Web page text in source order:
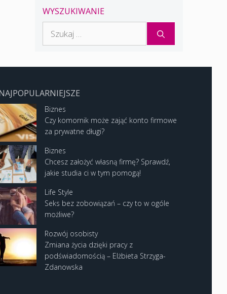
WYSZUKIWANIE
Biznes
Czy komornik może zająć konto firmowe
za prywatne długi?
Biznes
Chcesz założyć własną firmę? Sprawdź,
jakie studia ci w tym pomogą!
Life Style
Seks bez zobowiązań – czy to w ogóle
możliwe?
Rozwój osobisty
Zmiana życia dzięki pracy z
podświadomością – Elżbieta Strzyga-
Zdanowska